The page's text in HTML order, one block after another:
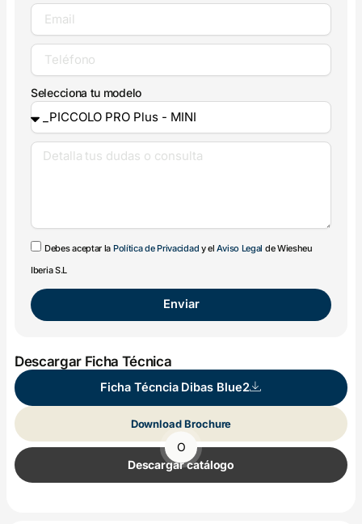
Selecciona tu modelo
Debes aceptar la Política de Privacidad y elAviso Legal de Wiesheu
Iberia S.L
Enviar
Descargar Ficha Técnica
Ficha Técncia Dibas Blue2
Download Brochure
O
Descargar catálogo